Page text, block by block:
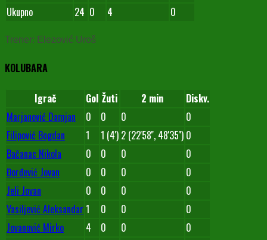
Ukupno
24 0 4 0
Trener: Elezović Uroš
KOLUBARA
Igrač Gol Žuti 2 min
Diskv.
Marjanović Damjan
0 0 0
0
Filipović Bogdan
1 1 (4') 2 (22'58'', 48'35'') 0
Bačanac Nikola
0 0 0
0
Đorđević Jovan
0 0 0
0
Jeli Jovan
0 0 0
0
Vasiljević Aleksandar 1 0 0
0
Jovanović Mirko
4 0 0
0